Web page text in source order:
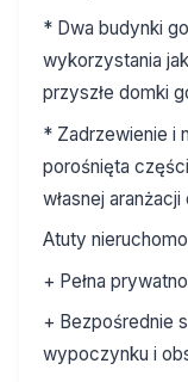
* Dwa budynki
wykorzystania
przyszłe domki
* Zadrzewienie i
porośnięta
własnej
Atuty
+ Pełna
+ Bezpośrednie
wypoczynku i